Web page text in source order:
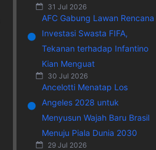
31 Jul 2026
AFC Gabung Lawan Rencana
Investasi Swasta FIFA,
Tekanan terhadap Infantino
Kian Menguat
30 Jul 2026
Ancelotti Menatap Los
Angeles 2028 untuk
Menyusun Wajah Baru Brasil
Menuju Piala Dunia 2030
29 Jul 2026